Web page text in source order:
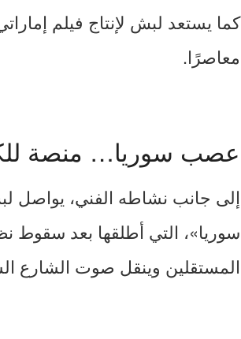
كما يستعد لبش لإنتاج فيلم
معاصرًا.
عصب سوريا… منصة
إلى جانب نشاطه الفني،
سوريا»، التي أطلقها بعد سقوط
المستقلين وينقل صوت الشارع